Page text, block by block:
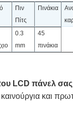
Πιν
Πίτς
Πινάκια
0.3
mm
45
πινάκια
LCD πάνελ
και